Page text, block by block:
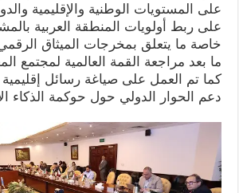
على المستويات الوطنية والإقليمية
على ربط أولويات المنطقة العربية
خاصة ما يتعلق بمخرجات الميثاق
ما بعد مراجعة القمة العالمية لمجتمع
كما تم العمل على صياغة رسائل
دعم الحوار الدولي حول حوكمة الذكاء